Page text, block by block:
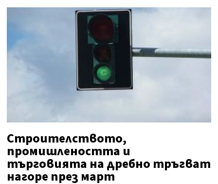
Строителството,
промишлеността и
търговията на дребно тръгват
нагоре през март